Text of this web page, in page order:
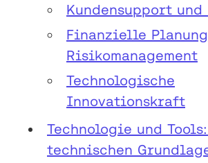
Kundensupport und
Finanzielle
Risikomanagement
Technologische
Innovationskraft
Technologie und
technischen